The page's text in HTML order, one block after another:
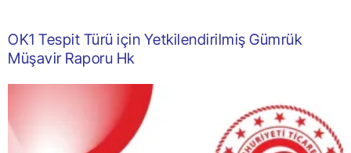
OK1 Tespit Türü için Yetkilendirilmiş Gümrük
Müşavir Raporu Hk